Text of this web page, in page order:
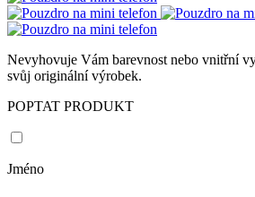
Nevyhovuje Vám barevnost nebo vnitřní
svůj originální výrobek.
POPTAT PRODUKT
Jméno